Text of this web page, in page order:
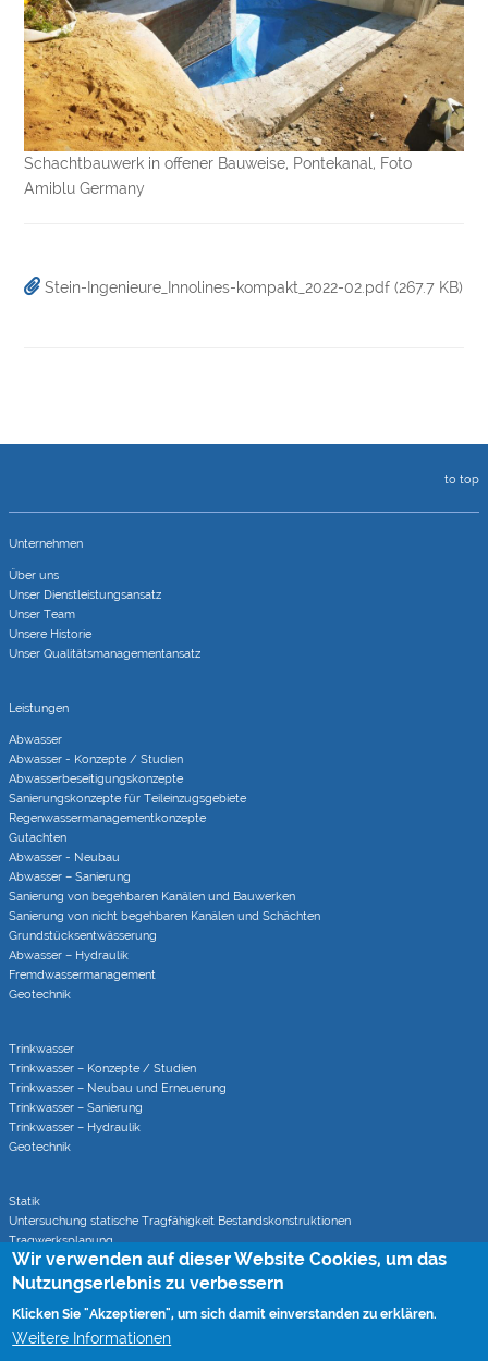
Schachtbauwerk in offener Bauweise, Pontekanal, Foto
Amiblu Germany
Stein-Ingenieure_Innolines-kompakt_2022-02.pdf (267.7 KB)
to top
Unternehmen
Über uns
Unser Dienstleistungsansatz
Unser Team
Unsere Historie
Unser Qualitätsmanagementansatz
Leistungen
Abwasser
Abwasser - Konzepte / Studien
Abwasserbeseitigungs­konzepte
Sanierungs­konzepte für Teileinzugs­gebiete
Regenwasser­managementkonzepte
Gutachten
Abwasser - Neubau
Abwasser – Sanierung
Sanierung von begehbaren Kanälen und Bauwerken
Sanierung von nicht begehbaren Kanälen und Schächten
Grundstücks­entwässerung
Abwasser – Hydraulik
Fremdwasser­manage­ment
Geotechnik
Trinkwasser
Trinkwasser – Konzepte / Studien
Trinkwasser – Neubau und Erneuerung
Trinkwasser – Sanierung
Trinkwasser – Hydraulik
Geotechnik
Statik
Untersuchung statische Tragfähigkeit Bestandskonstruktionen
Tragwerksplanung
Statische Berechnungen bei Sanierungsverfahren
Rohrvortrieb
Monitoring von Rohrvortrieben (CoJack)
Wir verwenden auf dieser Website Cookies, um das
Nutzungserlebnis zu verbessern
Klicken Sie "Akzeptieren", um sich damit einverstanden zu erklären.
Weitere Informationen